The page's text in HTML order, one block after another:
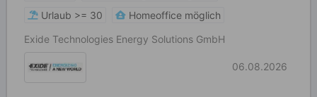
Urlaub >= 30
Homeoffice möglich
Exide Technologies Energy Solutions GmbH
06.08.2026